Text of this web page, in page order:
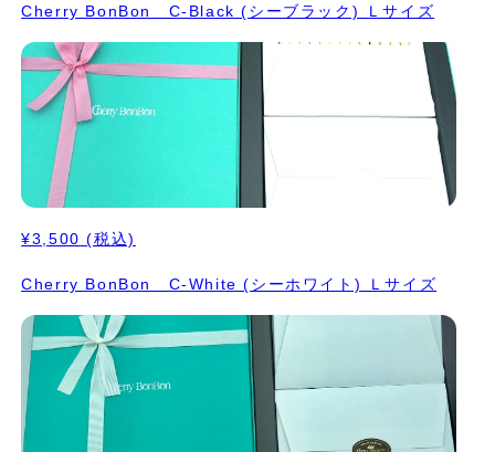
Cherry BonBon C-Black (シーブラック) Ｌサイズ
¥3,500 (税込)
Cherry BonBon C-White (シーホワイト) Ｌサイズ